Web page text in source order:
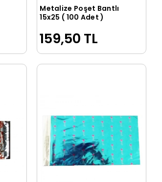
Sepete Ekle
Metalize Poşet Bantlı
15x25 ( 100 Adet )
159,50 TL